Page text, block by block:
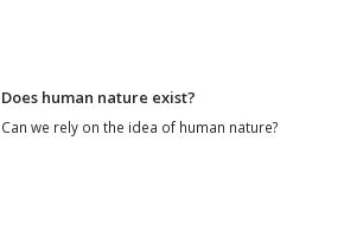
Does human nature exist?
Can we rely on the idea of human nature?